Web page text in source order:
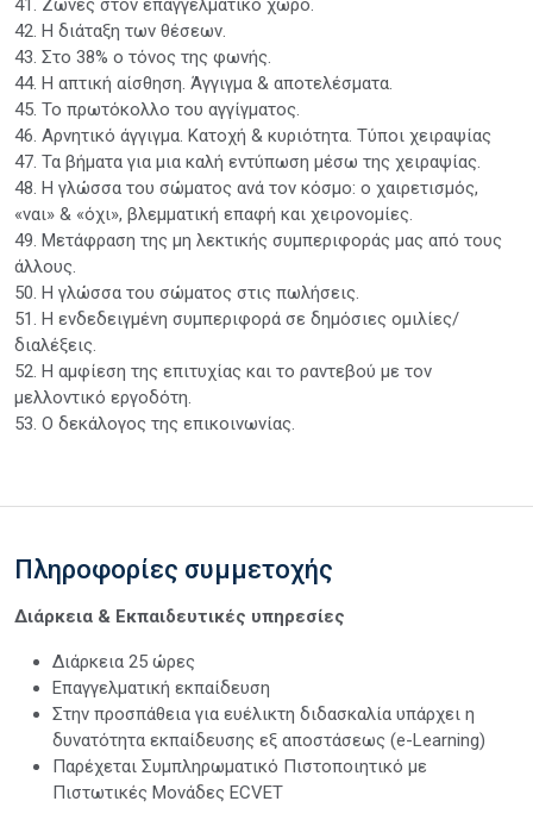
41. Ζώνες στον επαγγελματικό χώρο.
42. Η διάταξη των θέσεων.
43. Στο 38% ο τόνος της φωνής.
44. Η απτική αίσθηση. Άγγιγμα & αποτελέσματα.
45. Το πρωτόκολλο του αγγίγματος.
46. Αρνητικό άγγιγμα. Κατοχή & κυριότητα. Τύποι χειραψίας
47. Τα βήματα για μια καλή εντύπωση μέσω της χειραψίας.
48. Η γλώσσα του σώματος ανά τον κόσμο: ο χαιρετισμός,
«ναι» & «όχι», βλεμματική επαφή και χειρονομίες.
49. Μετάφραση της μη λεκτικής συμπεριφοράς μας από τους
άλλους.
50. Η γλώσσα του σώματος στις πωλήσεις.
51. Η ενδεδειγμένη συμπεριφορά σε δημόσιες ομιλίες/
διαλέξεις.
52. Η αμφίεση της επιτυχίας και το ραντεβού με τον
μελλοντικό εργοδότη.
53. Ο δεκάλογος της επικοινωνίας.
Πληροφορίες συμμετοχής
Διάρκεια & Εκπαιδευτικές υπηρεσίες
Διάρκεια 25 ώρες
Επαγγελματική εκπαίδευση
Στην προσπάθεια για ευέλικτη διδασκαλία υπάρχει η
δυνατότητα εκπαίδευσης εξ αποστάσεως (e-Learning)
Παρέχεται Συμπληρωματικό Πιστοποιητικό με
Πιστωτικές Μονάδες ECVET